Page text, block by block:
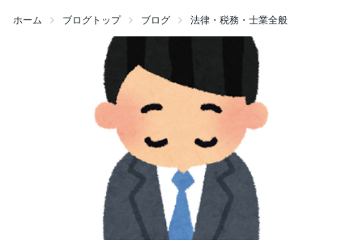
ホーム ブログトップ ブログ 法律・税務・士業全般